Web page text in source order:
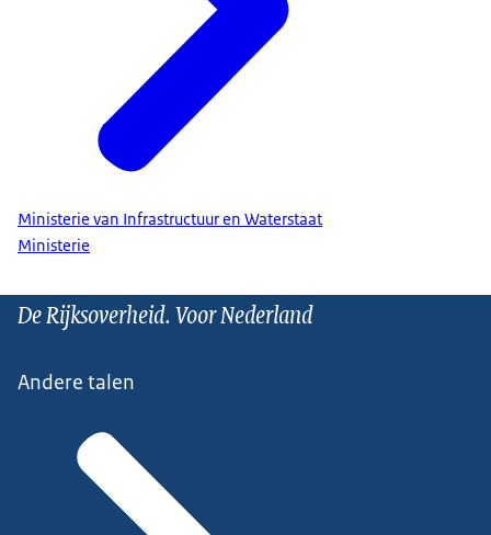
Ministerie van Infrastructuur en Waterstaat
Ministerie
De Rijksoverheid. Voor Nederland
Andere talen